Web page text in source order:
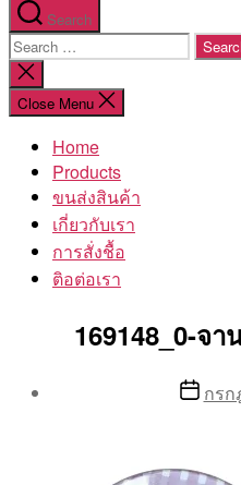
Search
Search
for:
Close
search
Close Menu
Home
Products
ขนส่งสินค้า
เกี่ยวกับเรา
การสั่งชื้อ
ติอต่อเรา
169148_0-จ
Postกรก